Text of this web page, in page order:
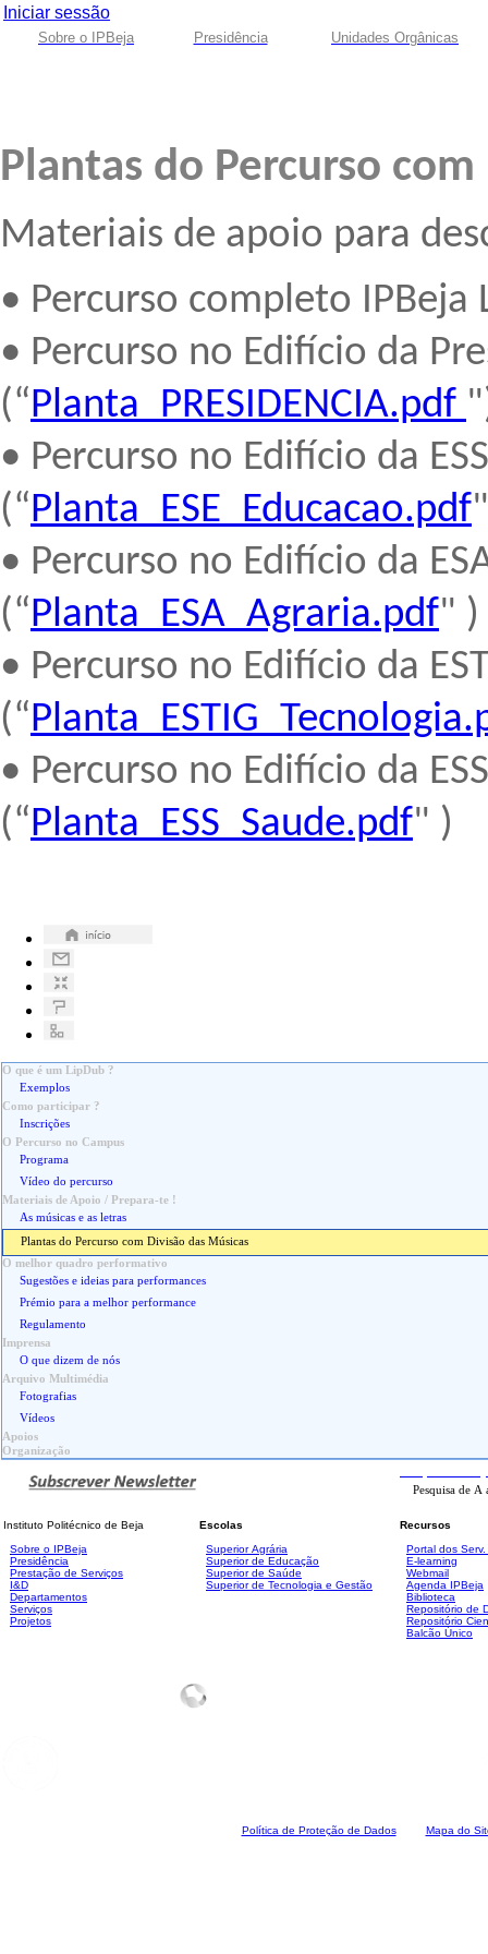
Iniciar sessão
Sobre o IPBeja Presidência Unidades Orgânicas
Plantas do Percurso
Materiais de apoio para
• Percurso completo IPBeja
• Percurso no Edifício da
(“Planta_PRESIDENCIA.pdf
• Percurso no Edifício da
(“Planta_ESE_Educacao.pdf
• Percurso no Edifício da
(“Planta_ESA_Agraria.pdf" )
• Percurso no Edifício da
(“
• Percurso no Edifício da
(“Planta_ESS_Saude.pdf" )
O que é um LipDub ?
Exemplos
Como participar ?
Inscrições
O Percurso no Campus
Programa
Vídeo do percurso
Materiais de Apoio / Prepara-te !
As músicas e as letras
Plantas do Percurso com Divisão das Músicas
O melhor quadro performativo
Sugestões e ideias para performances
Prémio para a melhor performance
Regulamento
Imprensa
O que dizem de nós
Arquivo Multimédia
Fotografias
Vídeos
Apoios
Organização
Instituto Politécnico de Beja
Sobre o IPBeja
Presidência
Prestação de Serviços
I&D
Departamentos
Serviços
Projetos
Escolas
Superior Agrária
Superior de Educação
Superior de Saúde
Superior de Tecnologia e Gestão
Recursos
Portal dos
E-learning
Webmail
Agenda IPBeja
Biblioteca
Repositório de
Repositório
Balcão Único
Política de Proteção de Dados Mapa do